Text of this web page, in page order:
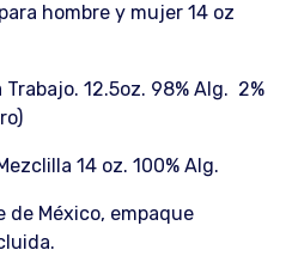
hombre y mujer 14 oz
12.5oz. 98% Alg. 2%
14 oz. 100% Alg.
México, empaque